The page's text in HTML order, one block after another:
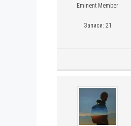
Eminent Member
Записи: 21